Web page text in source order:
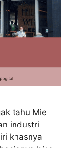
tahu Mie
industri
khasnya